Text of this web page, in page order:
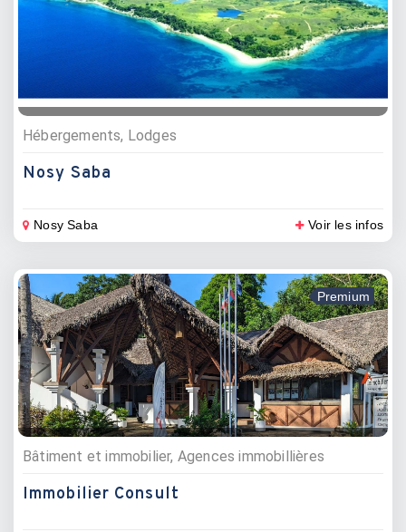
Hébergements, Lodges
Nosy Saba
Nosy Saba Voir les infos
Premium
Bâtiment et immobilier, Agences immobillières
Immobilier Consult